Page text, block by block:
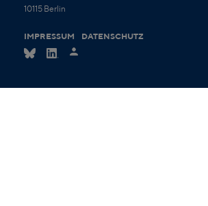
10115 Berlin
IMPRESSUM DATENSCHUTZ